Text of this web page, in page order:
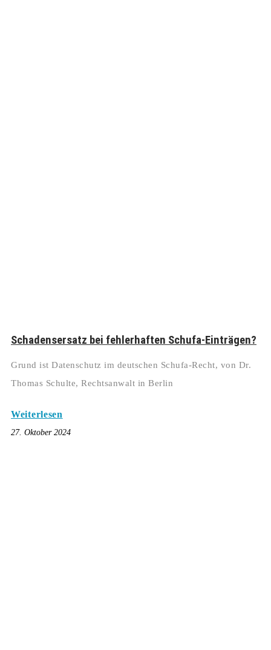
Schadensersatz bei fehlerhaften Schufa-Einträgen?
Grund ist Datenschutz im deutschen Schufa-Recht, von Dr.
Thomas Schulte, Rechtsanwalt in Berlin
Weiterlesen
27. Oktober 2024